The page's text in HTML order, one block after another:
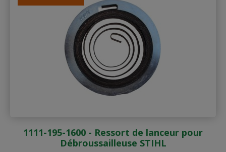
1111-195-1600 - Ressort de lanceur pour
Débroussailleuse STIHL